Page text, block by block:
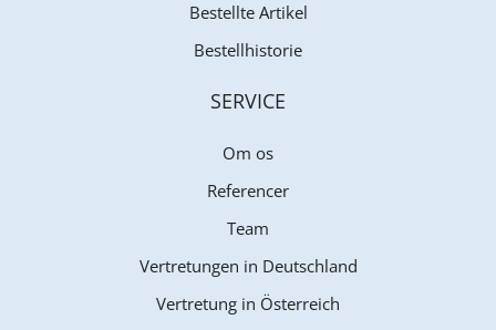
Bestellte Artikel
Bestellhistorie
SERVICE
Om os
Referencer
Team
Vertretungen in Deutschland
Vertretung in Österreich